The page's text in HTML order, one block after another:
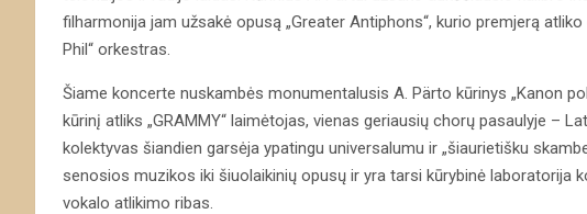
filharmonija jam užsakė opusą „Greater Antiphons“, kurio premjerą
Phil“ orkestras.
Šiame koncerte nuskambės monumentalusis A. Pärto kūrinys „Kanon
kūrinį atliks „GRAMMY“ laimėtojas, vienas geriausių chorų pasaulyje –
kolektyvas šiandien garsėja ypatingu universalumu ir „šiaurietišku
senosios muzikos iki šiuolaikinių opusų ir yra tarsi kūrybinė laboratorija
vokalo atlikimo ribas.